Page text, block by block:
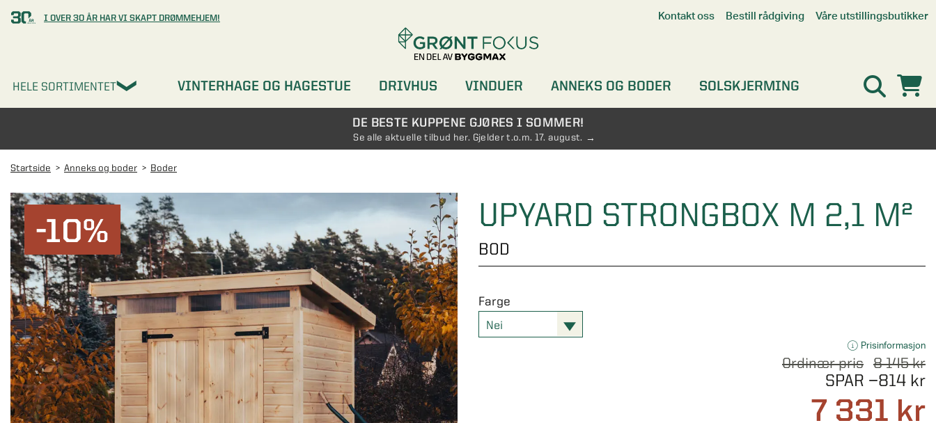
I OVER 30 ÅR HAR VI SKAPT DRØMMEHJEM! Kontakt oss Bestill rådgiving Våre utstillingsbutikker
Kristiansand
HELE SORTIMENTET VINTERHAGE OG HAGESTUE DRIVHUS VINDUER ANNEKS OG BODER
SOLSKJERMING
DØRER
GARDEROBER
DE BESTE KUPPENE GJØRES I SOMMER!
Se alle aktuelle tilbud her. Gjelder t.o.m. 17. august.
Startside Anneks og boder Boder
-10% UPYARD STRONGBOX M 2,1 M²
BOD
Farge
Nei
Prisinformasjon
Ordinær pris 8 145 kr
SPAR −814 kr
7 331 kr